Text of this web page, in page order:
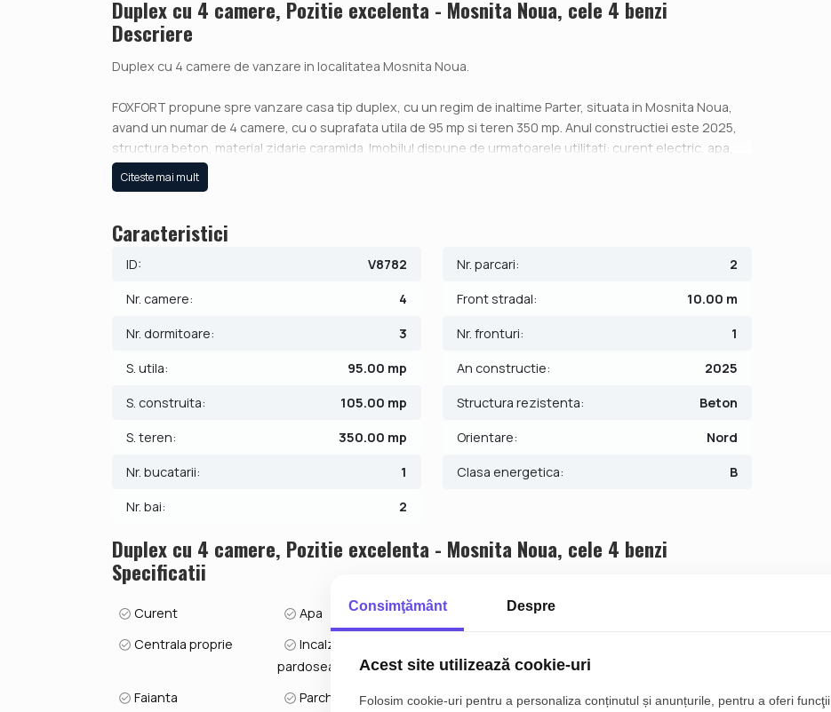
Duplex cu 4 camere, Pozitie excelenta - Mosnita Noua, cele 4 benzi
Descriere
Duplex cu 4 camere de vanzare in localitatea Mosnita Noua.
FOXFORT propune spre vanzare casa tip duplex, cu un regim de inaltime Parter, situata in Mosnita Noua,
avand un numar de 4 camere, cu o suprafata utila de 95 mp si teren 350 mp. Anul constructiei este 2025,
structura beton, material zidarie caramida. Imobilul dispune de urmatoarele utilitati: curent electric, apa,
canalizare, gaz. Casa dispune de centrala proprie cu incalzire prin pardoseala si 2 locuri de parcare.
- Parter: hol, living, 2 bai, bucatarie, 3 dormitoare;
Finisajele interioare sunt moderne:
- Usi interioare: celulare;
- Podele: parchet, gresie.
Pretul este de:
- 139.990€ + comisionul standard al agentiei.
ID intern: V8782
Citeste mai mult
Caracteristici
ID: V8782
Nr. camere: 4
Nr. dormitoare: 3
S. utila: 95.00 mp
S. construita: 105.00 mp
S. teren: 350.00 mp
Nr. bucatarii: 1
Nr. bai: 2
Nr. parcari: 2
Front stradal: 10.00 m
Nr. fronturi: 1
An constructie: 2025
Structura rezistenta: Beton
Orientare: Nord
Clasa energetica: B
Duplex cu 4 camere, Pozitie excelenta - Mosnita Noua, cele 4 benzi
Specificatii
Curent Apa Canalizare
Centrala proprie
Incalzire
pardoseala
Faianta Parchet Gresie
Ferestre PVC
Consimţământ Despre
Acest site utilizează cookie-uri
Folosim cookie-uri pentru a personaliza conținutul și anunțurile, pentru a oferi funcţii